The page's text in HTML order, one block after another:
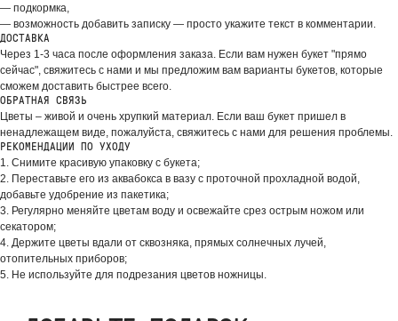
— подкормка,
— возможность добавить записку — просто укажите текст в комментарии.
ДОСТАВКА
Через 1-3 часа после оформления заказа. Если вам нужен букет "прямо
сейчас", свяжитесь с нами и мы предложим вам варианты букетов, которые
сможем доставить быстрее всего.
ОБРАТНАЯ СВЯЗЬ
Цветы – живой и очень хрупкий материал. Если ваш букет пришел в
ненадлежащем виде, пожалуйста, свяжитесь с нами для решения проблемы.
РЕКОМЕНДАЦИИ ПО УХОДУ
1. Снимите красивую упаковку с букета;
2. Переставьте его из аквабокса в вазу с проточной прохладной водой,
добавьте удобрение из пакетика;
3. Регулярно меняйте цветам воду и освежайте срез острым ножом или
секатором;
4. Держите цветы вдали от сквозняка, прямых солнечных лучей,
отопительных приборов;
5. Не используйте для подрезания цветов ножницы.
ВЫБЕРИТЕ ВАЗУ